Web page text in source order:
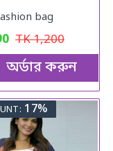
bag
TK1,200
অর্ডার করুন
17%